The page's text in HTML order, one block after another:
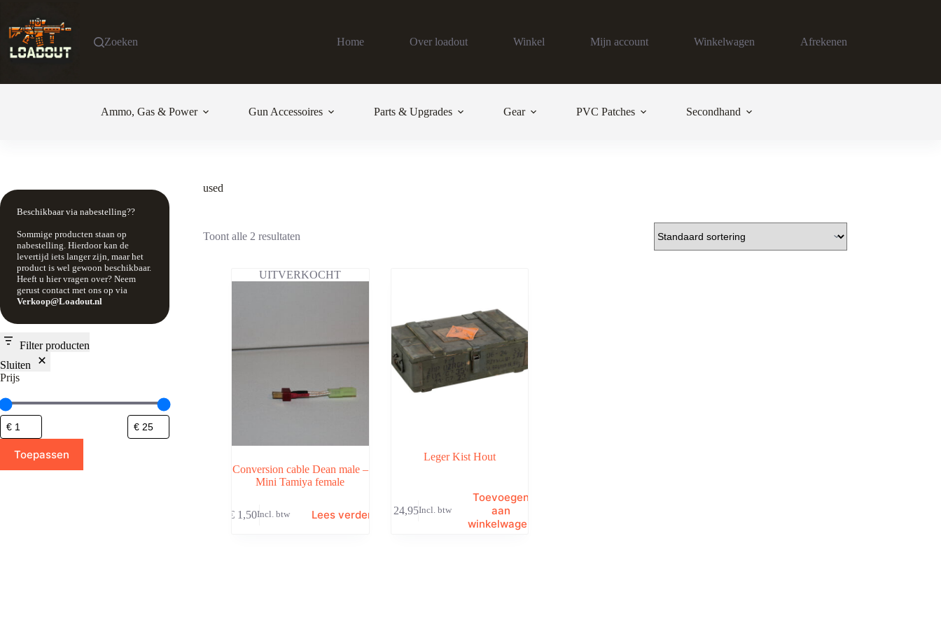
de
inhoud
Zoeken Home Over loadout Winkel Mijn account Winkelwagen Afrekenen
Ammo, Gas & Power Gun Accessoires Parts & Upgrades Gear PVC Patches Secondhand
used
Toont alle 2 resultaten
UITVERKOCHT
Conversion cable Dean male –
Mini Tamiya female
€1,50Incl. btw Lees verder
Leger Kist Hout
24,95Incl. btw
Toevoegen
aan
winkelwagen
Beschikbaar via nabestelling??
Sommige producten staan op
nabestelling. Hierdoor kan de
levertijd iets langer zijn, maar het
product is wel gewoon beschikbaar.
Heeft u hier vragen over? Neem
gerust contact met ons op via
Verkoop@Loadout.nl
Filter producten
Sluiten
Prijs
Toepassen